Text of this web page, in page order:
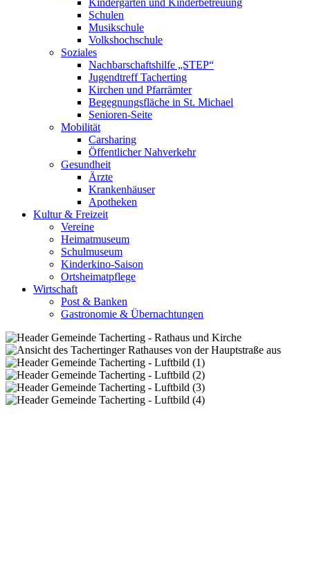
Kindergärten und Kinderbetreuung
Schulen
Musikschule
Volkshochschule
Soziales
Nachbarschaftshilfe „STEP“
Jugendtreff Tacherting
Kirchen und Pfarrämter
Begegnungsfläche in St. Michael
Senioren-Seite
Mobilität
Carsharing
Öffentlicher Nahverkehr
Gesundheit
Ärzte
Krankenhäuser
Apotheken
Kultur & Freizeit
Vereine
Heimatmuseum
Schulmuseum
Kinderkino-Saison
Ortsheimatpflege
Wirtschaft
Post & Banken
Gastronomie & Übernachtungen